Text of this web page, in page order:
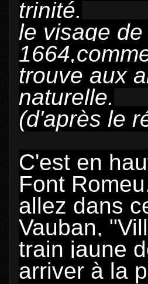
trinité.
le visage
trouve aux
naturelle.
(d'après le
C'est en
Font
allez dans
Vauban,
train jaune
arriver à la